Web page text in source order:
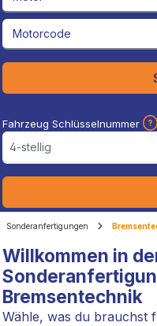
engineCodeId
Fahrzeug Schlüsselnummer
4-stellig
Sonderanfertigungen
Willkommen in
Bremsentechnik
Wähle, was du brauchst